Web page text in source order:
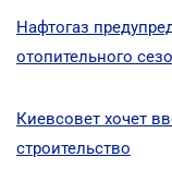
Нафтогаз
отопительного
Киевсовет хочет
строительство